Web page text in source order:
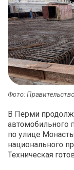
Фото:
В Перми
автомобильного
по улице
национального
Техническая